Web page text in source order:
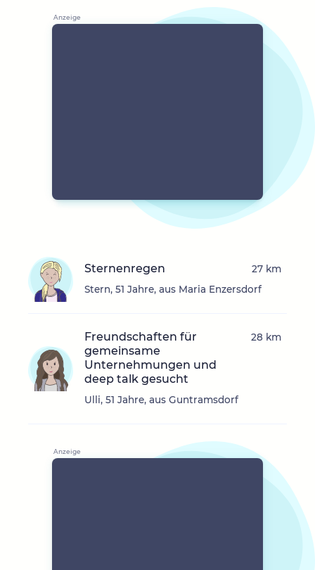
Sternenregen
Stern, 51 Jahre, aus Maria Enzersdorf
27 km
Freundschaften für
gemeinsame
Unternehmungen und
deep talk gesucht
Ulli, 51 Jahre, aus Guntramsdorf
28 km